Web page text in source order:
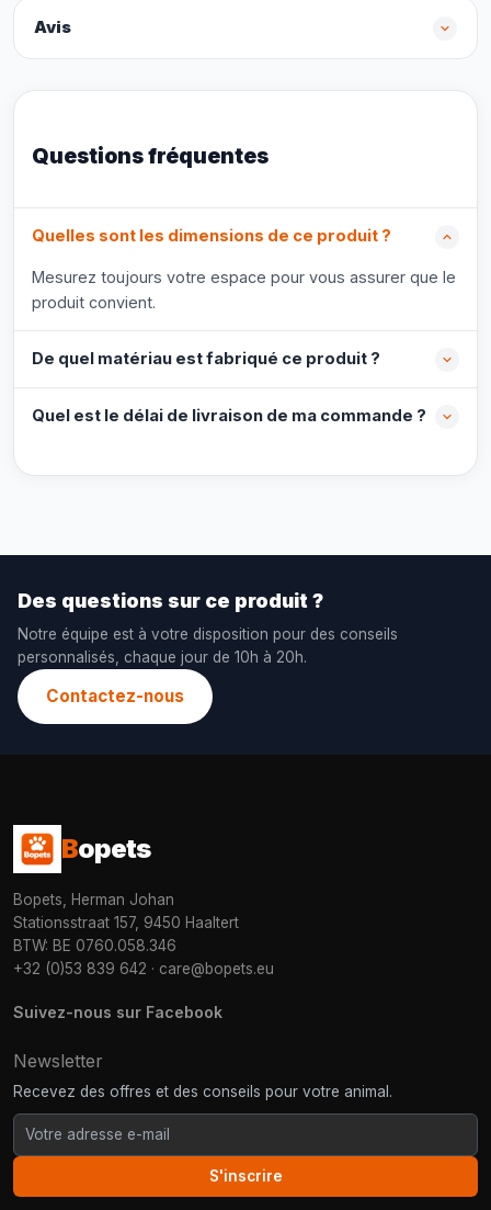
Avis
Questions fréquentes
Quelles sont les dimensions de ce produit ?
Mesurez toujours votre espace pour vous assurer que le
produit convient.
De quel matériau est fabriqué ce produit ?
Quel est le délai de livraison de ma commande ?
Des questions sur ce produit ?
Notre équipe est à votre disposition pour des conseils
personnalisés, chaque jour de 10h à 20h.
Contactez-nous
Bopets
Bopets, Herman Johan
Stationsstraat 157, 9450 Haaltert
BTW: BE 0760.058.346
+32 (0)53 839 642 · care@bopets.eu
Suivez-nous sur Facebook
Newsletter
Recevez des offres et des conseils pour votre animal.
S'inscrire